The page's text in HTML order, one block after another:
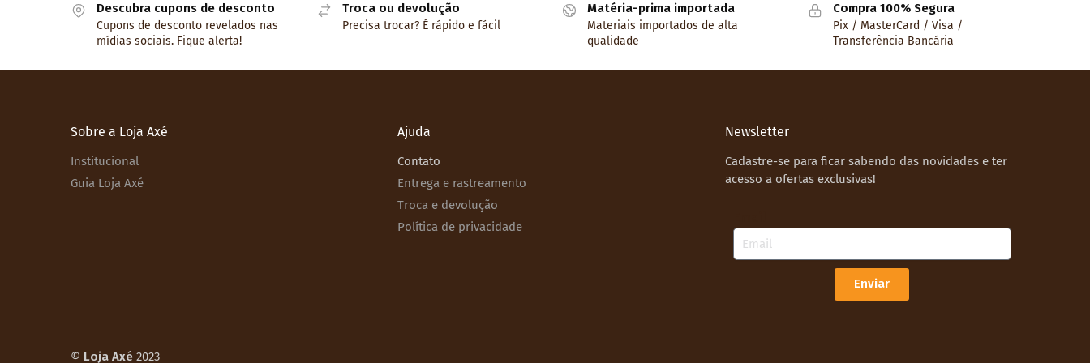
Descubra cupons de desconto
Cupons de desconto revelados nas
mídias sociais. Fique alerta!
Troca ou devolução
Precisa trocar? É rápido e fácil
Matéria-prima importada
Materiais importados de alta
qualidade
Compra 100% Segura
Pix / MasterCard / Visa /
Transferência Bancária
Sobre a Loja Axé
Institucional
Guia Loja Axé
Ajuda
Contato
Entrega e rastreamento
Troca e devolução
Política de privacidade
Newsletter
Cadastre-se para ficar sabendo das novidades e ter
acesso a ofertas exclusivas!
Enviar
© Loja Axé 2023